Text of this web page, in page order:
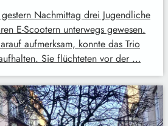
Nachmittag drei Jugendliche
E-Scootern unterwegs gewesen.
aufmerksam, konnte das Trio
Sie flüchteten vor der …